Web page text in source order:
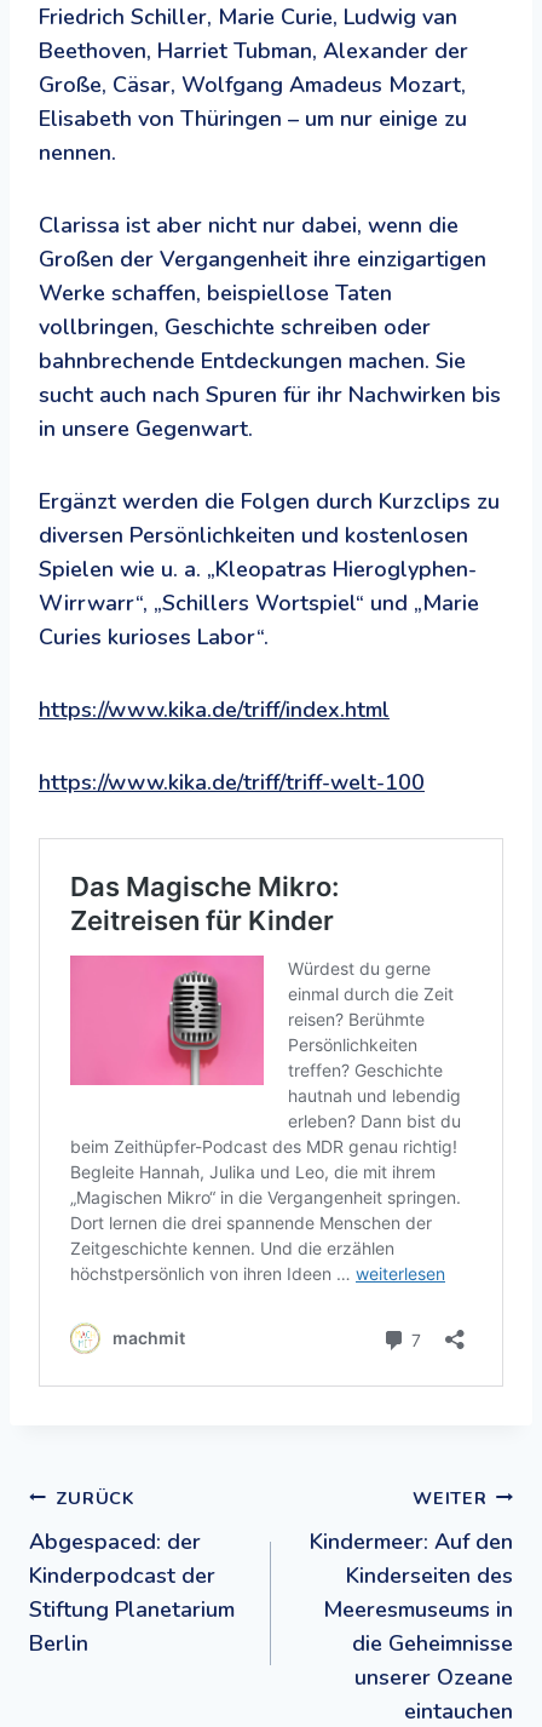
Friedrich Schiller, Marie Curie, Ludwig van
Beethoven, Harriet Tubman, Alexander der
Große, Cäsar, Wolfgang Amadeus Mozart,
Elisabeth von Thüringen – um nur einige zu
nennen.
Clarissa ist aber nicht nur dabei, wenn die
Großen der Vergangenheit ihre einzigartigen
Werke schaffen, beispiellose Taten
vollbringen, Geschichte schreiben oder
bahnbrechende Entdeckungen machen. Sie
sucht auch nach Spuren für ihr Nachwirken bis
in unsere Gegenwart.
Ergänzt werden die Folgen durch Kurzclips zu
diversen Persönlichkeiten und kostenlosen
Spielen wie u. a. „Kleopatras Hieroglyphen-
Wirrwarr“, „Schillers Wortspiel“ und „Marie
Curies kurioses Labor“.
https://www.kika.de/triff/index.html
https://www.kika.de/triff/triff-welt-100
Beitragsnavigation
ZURÜCK
Abgespaced: der
Kinderpodcast der
Stiftung Planetarium
Berlin
WEITER
Kindermeer: Auf den
Kinderseiten des
Meeresmuseums in
die Geheimnisse
unserer Ozeane
eintauchen